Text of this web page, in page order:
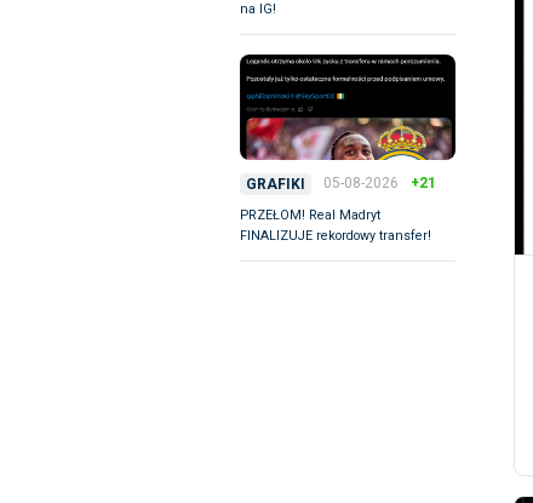
na IG!
GRAFIKI 05-08-2026 +21
PRZEŁOM! Real Madryt
FINALIZUJE rekordowy transfer!